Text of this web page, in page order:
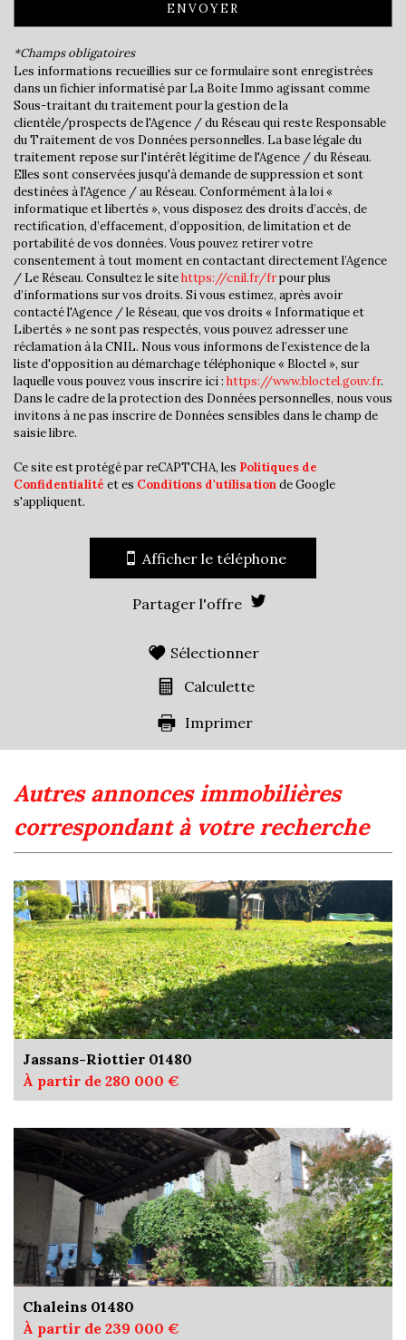
Bureau de poste
Mairie
statistiques
Nombre d'habitants
3 847
Propriétaires (vs. locataires)
Taxe habitation
16,51 %
Taxe foncière
20,30 %
Habitants de moins de 25 ans
Habitants de 25 à 55 ans
39,73 %
Habitants de plus de 55 ans
28,46 %
Nombre d'enfants par famille
0,99
Familles sans enfant
46,41 %
Familles avec 1 ou 2 enfants
44,05 %
Appartements
Familles avec 3 enfants
ENVOYER
*Champs obligatoires
Les informations recueillies sur ce formulaire sont enregistrées
dans un fichier informatisé par La Boite Immo agissant comme
Sous-traitant du traitement pour la gestion de la
clientèle/prospects de l'Agence / du Réseau qui reste Responsable
du Traitement de vos Données personnelles. La base légale du
traitement repose sur l'intérêt légitime de l'Agence / du Réseau.
Elles sont conservées jusqu'à demande de suppression et sont
destinées à l'Agence / au Réseau. Conformément à la loi «
informatique et libertés », vous disposez des droits d’accès, de
rectification, d’effacement, d’opposition, de limitation et de
portabilité de vos données. Vous pouvez retirer votre
consentement à tout moment en contactant directement l’Agence
/ Le Réseau. Consultez le sitehttps://cnil.fr/frpour plus
d’informations sur vos droits. Si vous estimez, après avoir
contacté l'Agence / le Réseau, que vos droits « Informatique et
Libertés » ne sont pas respectés, vous pouvez adresser une
réclamation à la CNIL. Nous vous informons de l’existence de la
liste d'opposition au démarchage téléphonique « Bloctel », sur
laquelle vous pouvez vous inscrire ici : https://www.bloctel.gouv.fr.
Dans le cadre de la protection des Données personnelles, nous vous
invitons à ne pas inscrire de Données sensibles dans le champ de
saisie libre.
Ce site est protégé par reCAPTCHA, les Politiques de
Confidentialité et es Conditions d'utilisationde Google
s'appliquent.
Afficher le téléphone
Partager l'offre
Sélectionner
Calculette
Imprimer
autres annonces immobilières
correspondant à votre recherche
Jassans-Riottier 01480
À partir de 280 000 €
Chaleins 01480
À partir de 239 000 €